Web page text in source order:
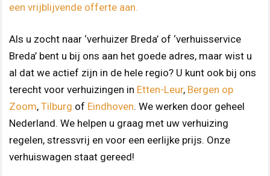
een vrijblijvende offerte aan.
Als u zocht naar ‘verhuizer Breda’ of ‘verhuisservice
Breda’ bent u bij ons aan het goede adres, maar wist u
al dat we actief zijn in de hele regio? U kunt ook bij ons
terecht voor verhuizingen in Etten-Leur, Bergen op
Zoom, Tilburg of Eindhoven. We werken door geheel
Nederland. We helpen u graag met uw verhuizing
regelen, stressvrij en voor een eerlijke prijs. Onze
verhuiswagen staat gereed!